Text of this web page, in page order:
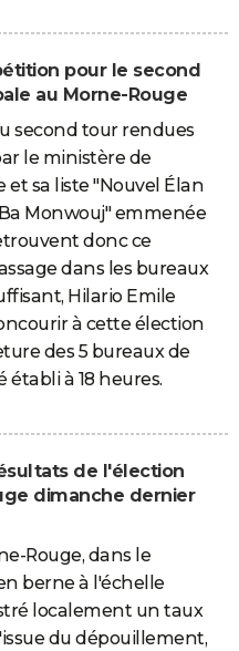
pour le second
au Morne-Rouge
second tour rendues
le ministère de
et sa liste "Nouvel Élan
Monwouj" emmenée
donc ce
dans les bureaux
Hilario Emile
à cette élection
des 5 bureaux de
établi à 18 heures.
de l'élection
dimanche dernier
Rouge, dans le
berne à l'échelle
localement un taux
du dépouillement,